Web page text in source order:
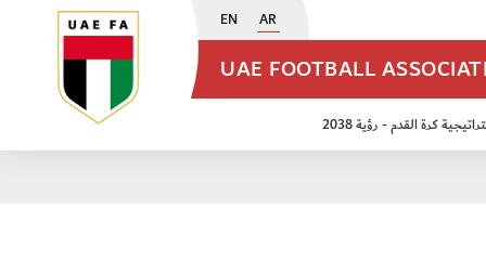
EN AR
UAE FOOTBALL
كرة القدم - رؤية 2038